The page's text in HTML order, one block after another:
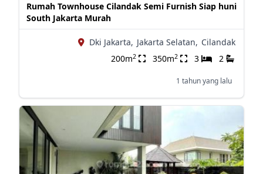
Rumah Townhouse Cilandak Semi Furnish Siap huni
South Jakarta Murah
Dki Jakarta, Jakarta Selatan, Cilandak
200m2 350m2 3 2
1 tahun yang lalu